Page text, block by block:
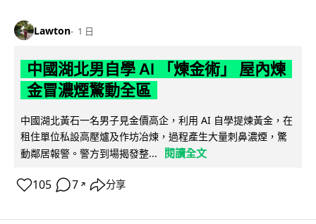
Lawton 1 日
中國湖北男自學 AI 「煉金術」 屋內煉
金冒濃煙驚動全區
中國湖北黃石一名男子見金價高企，利用 AI 自學提煉黃金，在
租住單位私設高壓爐及作坊冶煉，過程產生大量刺鼻濃煙，驚
動鄰居報警。警方到場揭發整...
閱讀全文
105 7 ↗ 分享